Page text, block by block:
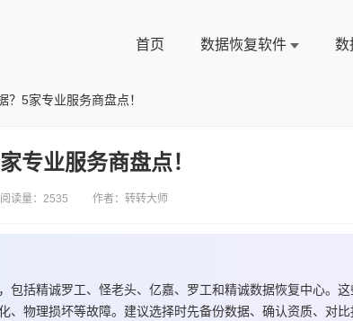
首页 数据恢复软件 数
？5家专业服务商盘点！
专业服务商盘点！
量：2535 作者：转转大师
包括精诚罗工、怪老头、亿嘉、罗工和精诚数据恢复中心。
、物理损坏等故障。建议选择时先备份数据、确认资质、对